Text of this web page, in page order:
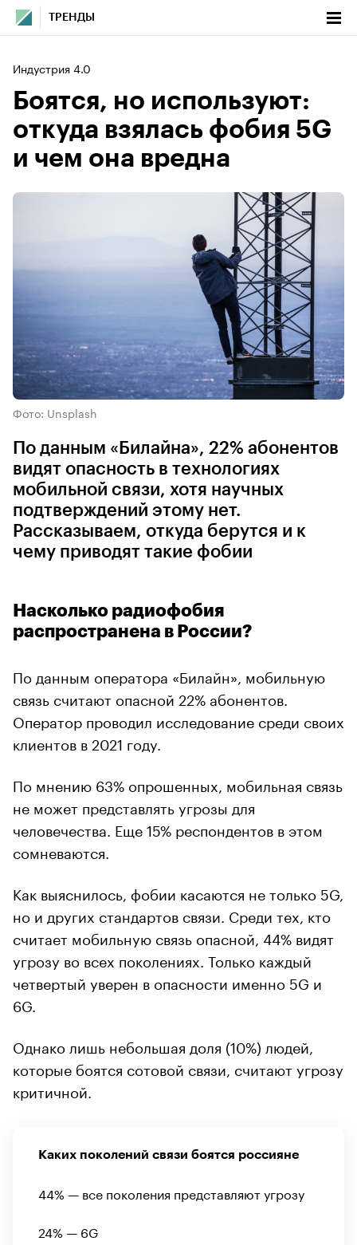
ТРЕНДЫ
Индустрия 4.0
Боятся, но используют:
откуда взялась фобия 5G
и чем она вредна
Фото: Unsplash
По данным «Билайна», 22% абонентов
видят опасность в технологиях
мобильной связи, хотя научных
подтверждений этому нет.
Рассказываем, откуда берутся и к
чему приводят такие фобии
Насколько радиофобия
распространена в России?
По данным оператора «Билайн», мобильную
связь считают опасной 22% абонентов.
Оператор проводил исследование среди своих
клиентов в 2021 году.
По мнению 63% опрошенных, мобильная связь
не может представлять угрозы для
человечества. Еще 15% респондентов в этом
сомневаются.
Как выяснилось, фобии касаются не только 5G,
но и других стандартов связи. Среди тех, кто
считает мобильную связь опасной, 44% видят
угрозу во всех поколениях. Только каждый
четвертый уверен в опасности именно 5G и
6G.
Однако лишь небольшая доля (10%) людей,
которые боятся сотовой связи, считают угрозу
критичной.
Каких поколений связи боятся россияне
44% — все поколения представляют угрозу
24% — 6G